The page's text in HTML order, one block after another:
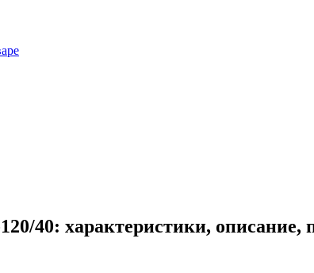
40: характеристики, описание,